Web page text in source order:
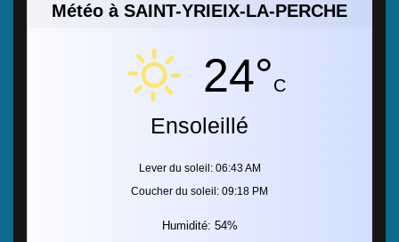
Météo à SAINT-YRIEIX-LA-PERCHE
24°C
Ensoleillé
Lever du soleil: 06:43 AM
Coucher du soleil: 09:18 PM
Humidité: 54%